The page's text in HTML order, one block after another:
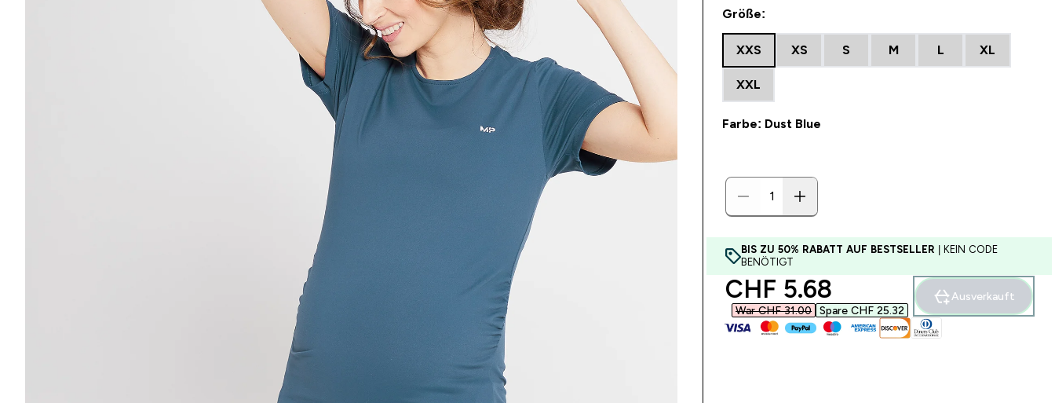
Größe:
XXS XS S M L XL
XXL
Farbe: Dust Blue
BIS ZU 50% RABATT AUF BESTSELLER | KEIN CODE
BENÖTIGT
discounted price
CHF 5.68‎
War CHF 31.00‎ Spare CHF 25.32‎
Ausverkauft